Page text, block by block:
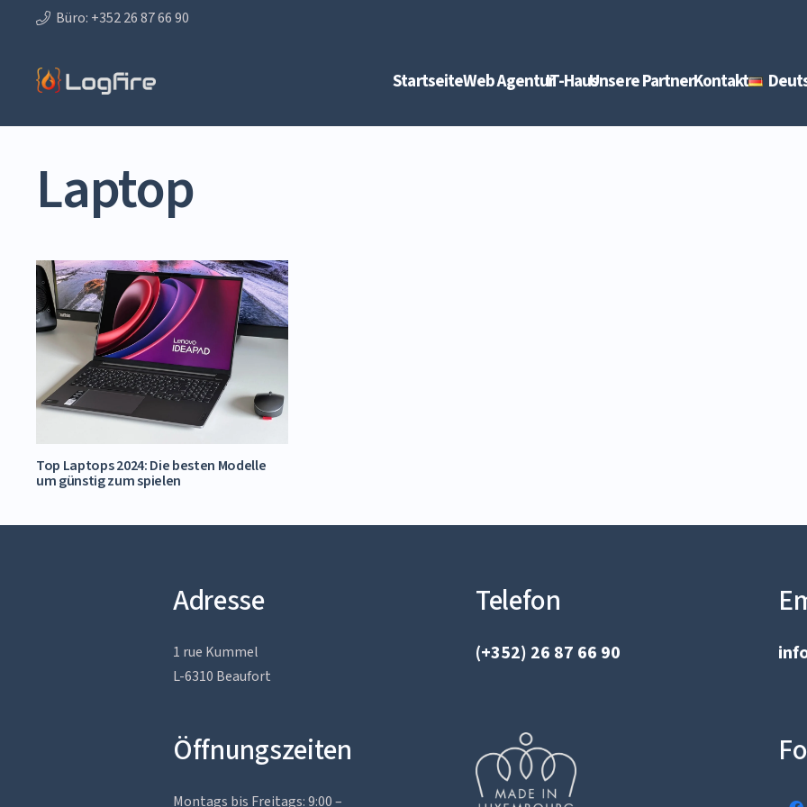
Büro: +352 26 87 66 90
StartseiteWeb AgenturIT-HausUnsere PartnerKontakt
Laptop
Top Laptops 2024: Die besten Modelle
um günstig zum spielen
Adresse
1 rue Kummel
L-6310 Beaufort
Telefon
(+352) 26 87 66 90
Öffnungszeiten
Montags bis Freitags: 9:00 –